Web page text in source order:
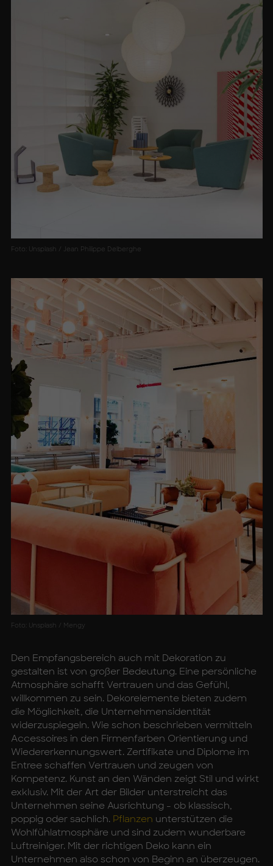
Foto: Unsplash / Jean Philippe Delberghe
Foto: Unsplash / Mengy
Den Empfangsbereich auch mit Dekoration zu
gestalten ist von großer Bedeutung. Eine persönliche
Atmosphäre schafft Vertrauen und das Gefühl,
willkommen zu sein. Dekorelemente bieten zudem
die Möglichkeit, die Unternehmensidentität
widerzuspiegeln. Wie schon beschrieben vermitteln
Accessoires in den Firmenfarben Orientierung und
Wiedererkennungswert. Zertifikate und Diplome im
Entree schaffen Vertrauen und zeugen von
Kompetenz. Kunst an den Wänden zeigt Stil und wirkt
exklusiv. Mit der Art der Bilder unterstreicht das
Unternehmen seine Ausrichtung - ob klassisch,
poppig oder sachlich. Pflanzen unterstützen die
Wohlfühlatmosphäre und sind zudem wunderbare
Luftreiniger. Mit der richtigen Deko kann ein
Unternehmen also schon von Beginn an überzeugen.